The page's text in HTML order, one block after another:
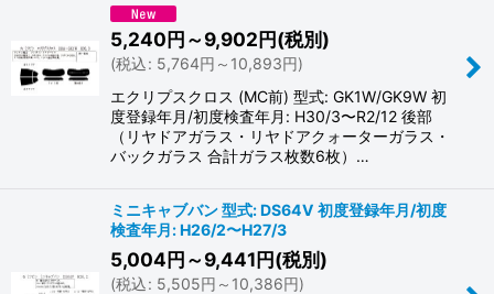
5,240円～9,902円(税別)
(税込: 5,764円 ～10,893円)
エクリプスクロス (MC前) 型式: GK1W/GK9W 初
度登録年月/初度検査年月: H30/3〜R2/12 後部
（リヤドアガラス・リヤドアクォーターガラス・
バックガラス 合計ガラス枚数6枚）…
ミニキャブバン 型式: DS64V 初度登録年月/初度
検査年月: H26/2〜H27/3
5,004円～9,441円(税別)
(税込: 5,505円 ～10,386円)